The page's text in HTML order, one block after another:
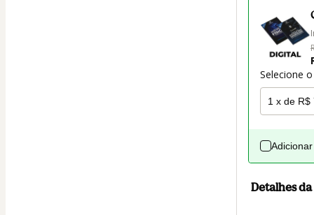
Selecione
Detalhes